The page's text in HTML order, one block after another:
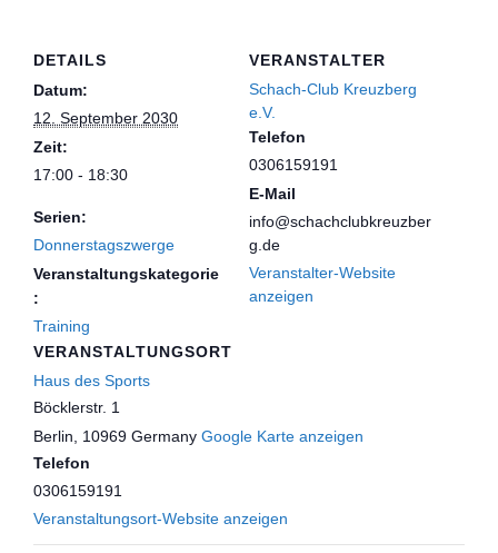
DETAILS
Datum:
12. September 2030
Zeit:
17:00 - 18:30
Serien:
Donnerstagszwerge
Veranstaltungskategorie
:
Training
VERANSTALTUNGSORT
Haus des Sports
Böcklerstr. 1
Berlin, 10969 Germany Google Karte anzeigen
Telefon
0306159191
Veranstaltungsort-Website anzeigen
VERANSTALTER
Schach-Club Kreuzberg
e.V.
Telefon
0306159191
E-Mail
info@schachclubkreuzber
g.de
Veranstalter-Website
anzeigen